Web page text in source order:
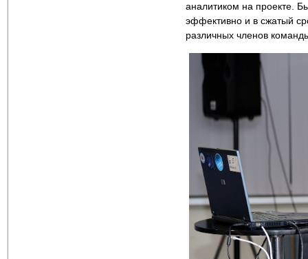
аналитиком на проекте.
эффективно и в сжатый
различных членов